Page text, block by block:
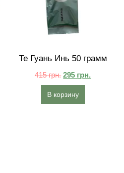
Те Гуань Инь 50 грамм
415грн. 295 грн.
В корзину